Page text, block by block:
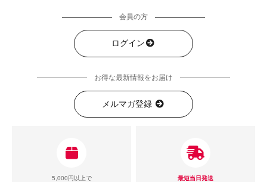
会員の方
ログイン
お得な最新情報をお届け
メルマガ登録
5,000円以上で
最短当日発送